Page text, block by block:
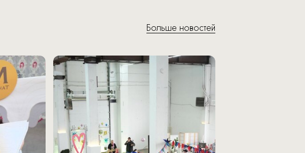
Больше новостей